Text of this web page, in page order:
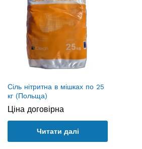
Сіль нітритна в мішках по 25
кг (Польща)
Ціна договірна
Читати далі